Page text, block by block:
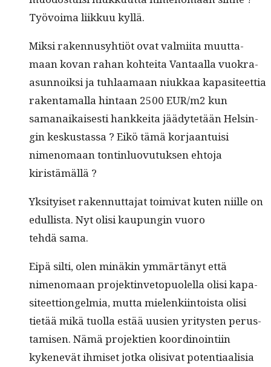
Työvoima liikkuu kyllä.
Mik­si raken­nusy­htiöt ovat valmi­ita muut­ta­
maan kovan rahan kohtei­ta Van­taal­la vuokra-
asun­noik­si ja tuh­laa­maan niukkaa kap­a­siteet­tia
rak­en­ta­mal­la hin­taan 2500 EUR/m2 kun
samanaikaises­ti han­kkei­ta jäädytetään Helsin­
gin keskus­tas­sa ? Eikö tämä kor­jaan­tu­isi
nimeno­maan ton­tin­lu­ovu­tuk­sen ehto­ja
kiristämällä ?
Yksi­tyiset raken­nut­ta­jat toimi­vat kuten niille on
edullista. Nyt olisi kaupun­gin vuoro
tehdä sama.
Eipä silti, olen minäkin ymmärtänyt että
nimeno­maan pro­jek­t­in­ve­top­uolel­la olisi kap­a­
siteet­tion­gelmia, mut­ta mie­lenki­in­toista olisi
tietää mikä tuol­la estää uusien yri­tys­ten perus­
tamisen. Nämä pro­jek­tien koordi­noin­ti­in
kykenevät ihmiset jot­ka oli­si­vat poten­ti­aal­isia